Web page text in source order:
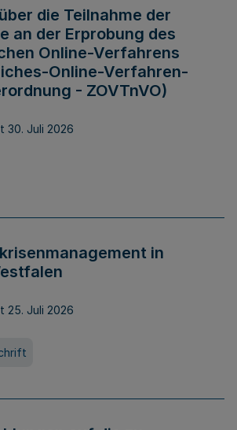
die Teilnahme der
an der Erprobung des
Online-Verfahrens
Online-Verfahren-
- ZOVTnVO)
30. Juli 2026
in
25. Juli 2026